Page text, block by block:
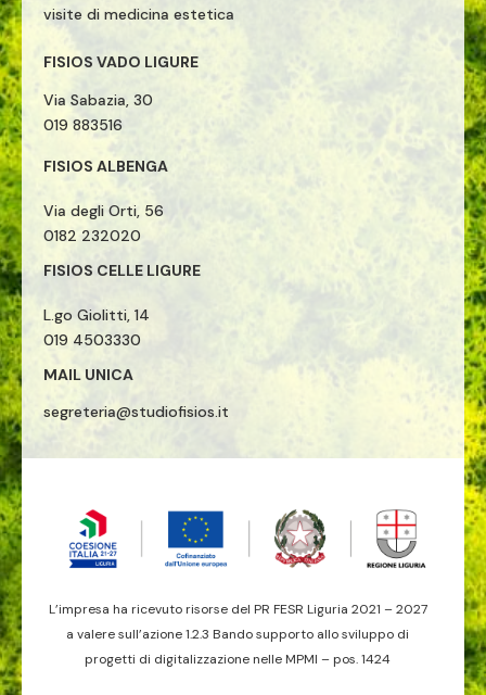
visite di medicina estetica
FISIOS VADO LIGURE
Via Sabazia, 30
019 883516
FISIOS ALBENGA
Via degli Orti, 56
0182 232020
FISIOS CELLE LIGURE
L.go Giolitti, 14
019 4503330
MAIL UNICA
segreteria@studiofisios.it
L’impresa ha ricevuto risorse del PR FESR Liguria 2021 – 2027
a valere sull’azione 1.2.3 Bando supporto allo sviluppo di
progetti di digitalizzazione nelle MPMI – pos. 1424